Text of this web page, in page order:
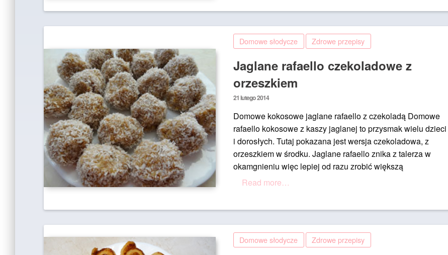
Domowe słodycze Zdrowe przepisy
Jaglane rafaello czekoladowe z
orzeszkiem
Posted
21 lutego 2014
Domowe kokosowe jaglane rafaello z czekoladą Domowe
rafaello kokosowe z kaszy jaglanej to przysmak wielu dzieci
i dorosłych. Tutaj pokazana jest wersja czekoladowa, z
orzeszkiem w środku. Jaglane rafaello znika z talerza w
okamgnieniu więc lepiej od razu zrobić większą
Read more…
Domowe słodycze Zdrowe przepisy